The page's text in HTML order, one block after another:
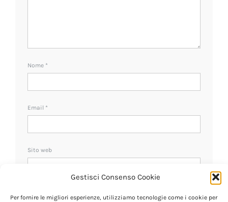
Gestisci Consenso Cookie
Per fornire le migliori esperienze, utilizziamo tecnologie come i cookie per
Nome *
Email *
Sito web